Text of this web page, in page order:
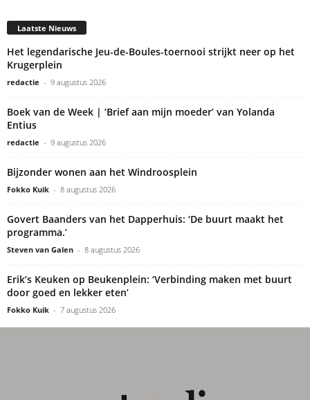
Laatste Nieuws
Het legendarische Jeu-de-Boules-toernooi strijkt neer op het
Krugerplein
redactie - 9 augustus 2026
Boek van de Week | ‘Brief aan mijn moeder’ van Yolanda
Entius
redactie - 9 augustus 2026
Bijzonder wonen aan het Windroosplein
Fokko Kuik - 8 augustus 2026
Govert Baanders van het Dapperhuis: ‘De buurt maakt het
programma.’
Steven van Galen - 8 augustus 2026
Erik’s Keuken op Beukenplein: ‘Verbinding maken met buurt
door goed en lekker eten’
Fokko Kuik - 7 augustus 2026